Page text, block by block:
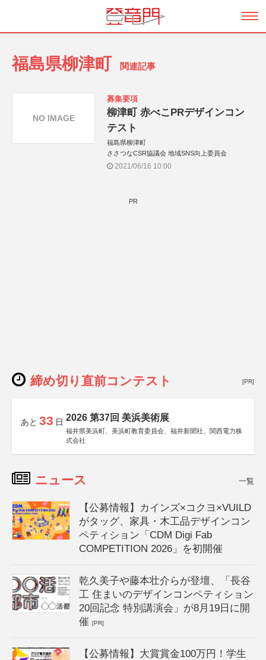
福島県柳津町 関連記事
募集要項
柳津町 赤べこPRデザインコン
テスト
福島県柳津町
ささつなCSR協議会 地域SNS向上委員会
2021/06/16 10:00
NO IMAGE
PR
締め切り直前コンテスト [PR]
あと 33 日 2026 第37回 美浜美術展
福井県美浜町、美浜町教育委員会、福井新聞社、関西電力株
式会社
ニュース 一覧
【公募情報】カインズ×コクヨ×VUILD
がタッグ、家具・木工品デザインコン
ペティション「CDM Digi Fab
COMPETITION 2026」を初開催
乾久美子や藤本壮介らが登壇、「長谷
工 住まいのデザインコンペティション
20回記念 特別講演会」が8月19日に開
催[PR]
【公募情報】大賞賞金100万円！学生